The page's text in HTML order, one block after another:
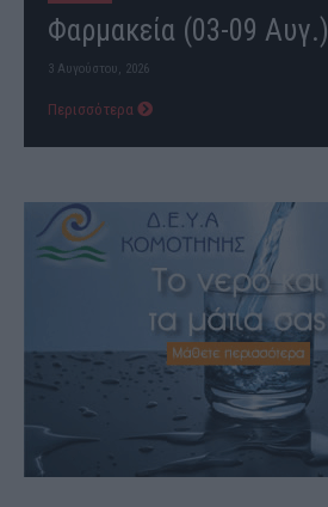
Φαρμακεία (03-09 Αυγ.)
3 Αυγούστου, 2026
Περισσότερα